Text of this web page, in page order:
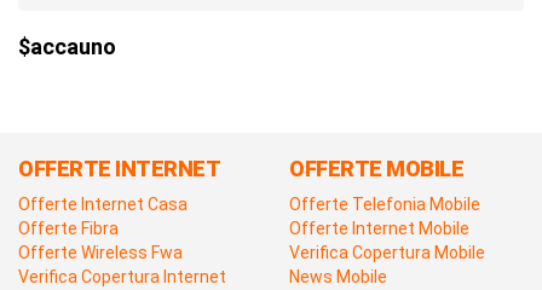
$accauno
OFFERTE INTERNET
Offerte Internet Casa
Offerte Fibra
Offerte Wireless Fwa
Verifica Copertura Internet
OFFERTE MOBILE
Offerte Telefonia Mobile
Offerte Internet Mobile
Verifica Copertura Mobile
News Mobile